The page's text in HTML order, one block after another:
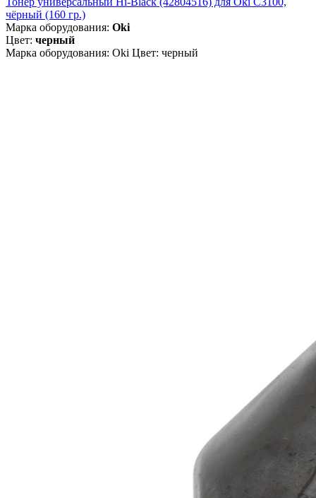
чёрный (160 гр.)
Марка оборудования: Oki
Цвет: черный
Марка оборудования: Oki Цвет: черный